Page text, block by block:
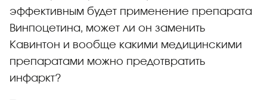
эффективным будет применение препарата
Винпоцетина, может ли он заменить
Кавинтон и вообще какими медицинскими
препаратами можно предотвратить
инфаркт?